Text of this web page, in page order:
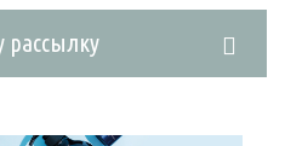
рассылку